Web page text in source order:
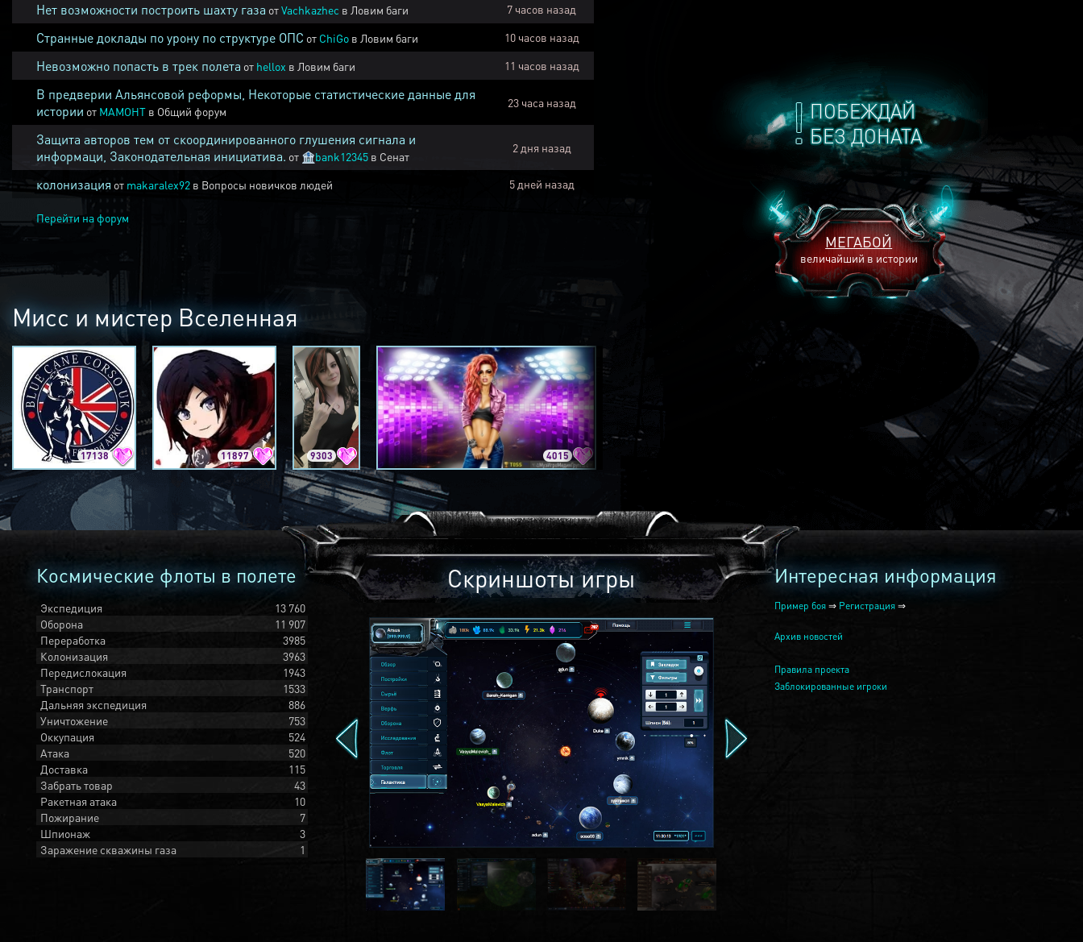
ПОБЕЖДАЙ
БЕЗ ДОНАТА
МЕГАБОЙ
величайший в истории
Нет возможности построить шахту газа отVachkazhec в Ловим баги 7 часов назад
Странные доклады по урону по структуре ОПС от ChiGo в Ловим баги 10 часов назад
Невозможно попасть в трек полета от hellox в Ловим баги 11 часов назад
В предверии Альянсовой реформы, Некоторые статистические данные для
истории от MAMOHT в Общий форум
23 часа назад
Защита авторов тем от скоординированного глушения сигнала и
информаци, Законодательная инициатива. от 🏦bank12345 в Сенат
2 дня назад
колонизация от makaralex92 в Вопросы новичков людей 5 дней назад
Перейти на форум
Мисс и мистер Вселенная
17138 11897 9303 4015 2240
Космические флоты в полете
Экспедиция
13 760
Оборона
11 907
Переработка
3985
Колонизация
3963
Передислокация
1943
Транспорт
1533
Дальняя экспедиция
886
Уничтожение
753
Оккупация
524
Атака
520
Доставка
115
Забрать товар
43
Ракетная атака
10
Пожирание
7
Шпионаж
3
Заражение скважины газа
1
Скриншоты игры Интересная информация
Пример боя ⇒ Регистрация ⇒
Архив новостей
Правила проекта
Заблокированные игроки